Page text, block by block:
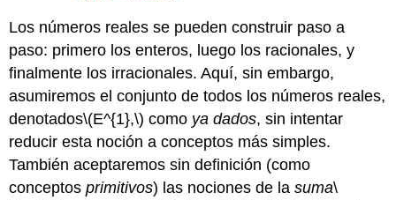
Los números reales se pueden construir paso a
paso: primero los enteros, luego los racionales, y
finalmente los irracionales. Aquí, sin embargo,
asumiremos el conjunto de todos los números reales,
denotados\(E^{1},\) como ya dados, sin intentar
reducir esta noción a conceptos más simples.
También aceptaremos sin definición (como
conceptosprimitivos) las nociones de lasuma\